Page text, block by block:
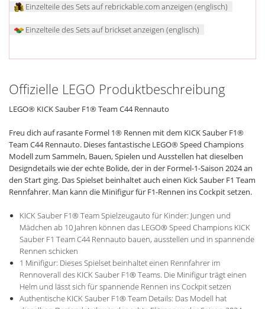
Einzelteile des Sets auf rebrickable.com anzeigen (englisch)
Einzelteile des Sets auf brickset anzeigen (englisch)
Offizielle LEGO Produktbeschreibung
LEGO® KICK Sauber F1® Team C44 Rennauto
Freu dich auf rasante Formel 1® Rennen mit dem KICK Sauber F1®
Team C44 Rennauto. Dieses fantastische LEGO® Speed Champions
Modell zum Sammeln, Bauen, Spielen und Ausstellen hat dieselben
Designdetails wie der echte Bolide, der in der Formel-1-Saison 2024 an
den Start ging. Das Spielset beinhaltet auch einen Kick Sauber F1 Team
Rennfahrer. Man kann die Minifigur für F1-Rennen ins Cockpit setzen.
KICK Sauber F1® Team Spielzeugauto für Kinder: Jungen und
Mädchen ab 10 Jahren können das LEGO® Speed Champions KICK
Sauber F1 Team C44 Rennauto bauen, ausstellen und in spannende
Rennen schicken
1 Minifigur: Dieses Spielset beinhaltet einen Rennfahrer im
Rennoverall des KICK Sauber F1® Teams. Die Minifigur trägt einen
Helm und lässt sich für spannende Rennen ins Cockpit setzen
Authentische KICK Sauber F1® Team Details: Das Modell hat